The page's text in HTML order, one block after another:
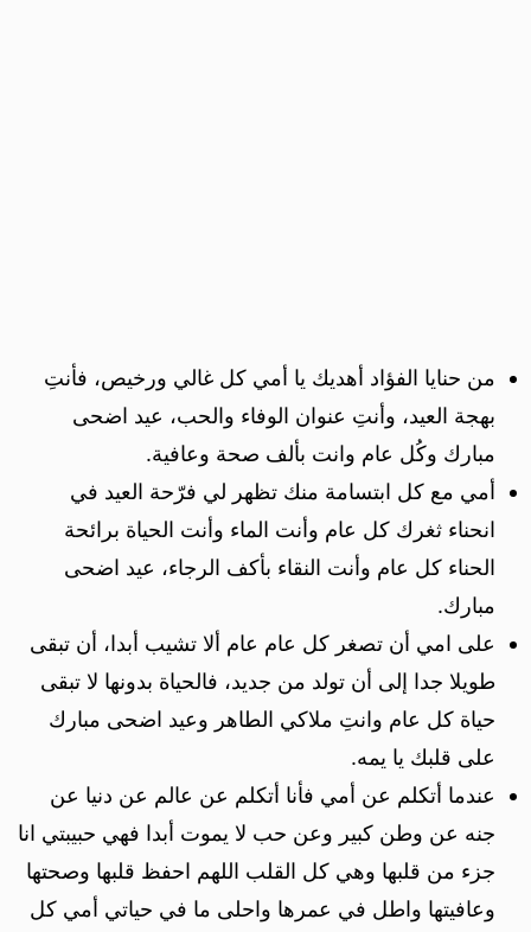
من حنايا الفؤاد أهديك يا أمي كل غالي ورخيص، فأنتِ
بهجة العيد، وأنتِ عنوان الوفاء والحب، عيد اضحى
مبارك وكُل عام وانت بألف صحة وعافية.
أمي مع كل ابتسامة منك تظهر لي فرّحة العيد في
انحناء ثغرك كل عام وأنت الماء وأنت الحياة برائحة
الحناء كل عام وأنت النقاء بأكف الرجاء، عيد اضحى
مبارك.
على امي أن تصغر كل عام عام ألا تشيب أبدا، أن تبقى
طويلا جدا إلى أن تولد من جديد، فالحياة بدونها لا تبقى
حياة كل عام وانتِ ملاكي الطاهر وعيد اضحى مبارك
على قلبك يا يمه.
عندما أتكلم عن أمي فأنا أتكلم عن عالم عن دنيا عن
جنه عن وطن كبير وعن حب لا يموت أبدا فهي حبيبتي انا
جزء من قلبها وهي كل القلب اللهم احفظ قلبها وصحتها
وعافيتها واطل في عمرها واحلى ما في حياتي أمي كل